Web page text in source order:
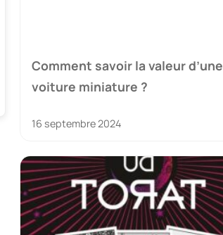
Comment savoir la valeur d’une
voiture miniature ?
16 septembre 2024